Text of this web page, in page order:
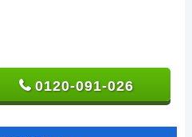
0120-091-026